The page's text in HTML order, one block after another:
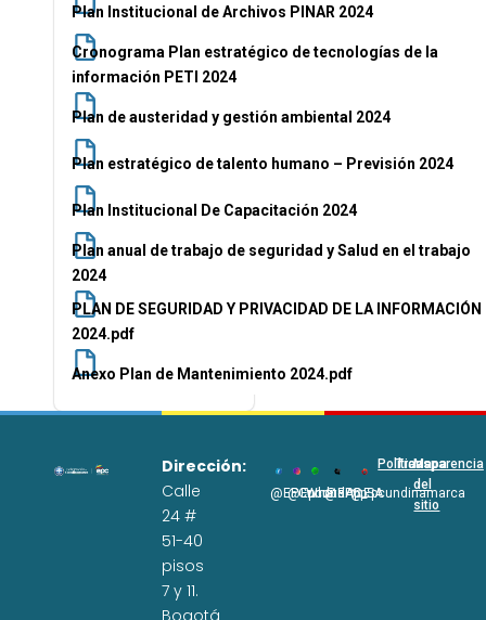
Plan Institucional de Archivos PINAR 2024
Cronograma Plan estratégico de tecnologías de la
información PETI 2024
Plan de austeridad y gestión ambiental 2024
Plan estratégico de talento humano – Previsión 2024
Plan Institucional De Capacitación 2024
Plan anual de trabajo de seguridad y Salud en el trabajo
2024
PLAN DE SEGURIDAD Y PRIVACIDAD DE LA INFORMACIÓN
2024.pdf
Anexo Plan de Mantenimiento 2024.pdf
Dirección:
Calle
24 #
51-40
pisos
7 y 11.
Bogotá
@EPCundi
@Epcundi
WhatsApp
@EPC_SA
@Epcundinamarca
Políticas
Transparencia
Mapa
del
sitio